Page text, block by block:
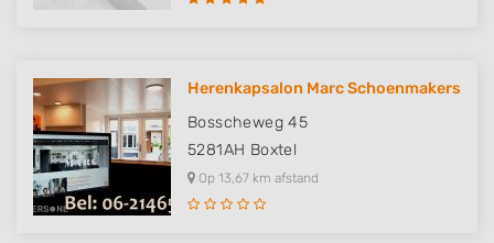
Herenkapsalon Marc Schoenmakers
Bosscheweg 45
5281AH Boxtel
Op 13,67 km afstand